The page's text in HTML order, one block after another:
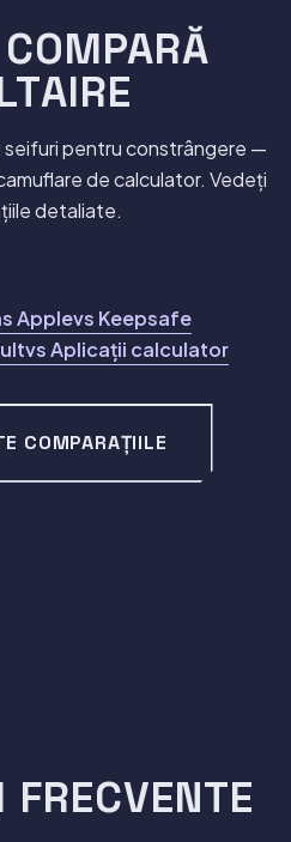
seifuri pentru constrângere —
de calculator. Vedeți
detaliate.
Applevs Keepsafe
vs Aplicații calculator
COMPARAȚIILE